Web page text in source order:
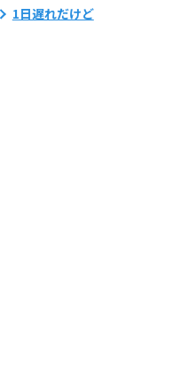
1日遅れだけど